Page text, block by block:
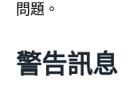
問題。
警告訊息